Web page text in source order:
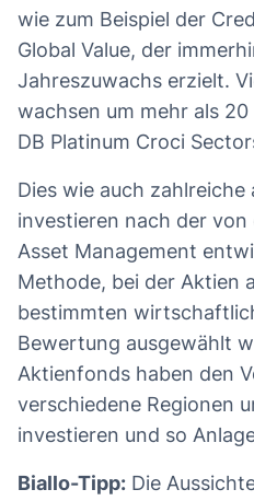
wie zum Beispiel der
Global Value, der
Jahreszuwachs erzielt.
wachsen um mehr als
DB Platinum Croci
Dies wie auch zahlreiche
investieren nach der
Asset Management
Methode, bei der Aktien
bestimmten
Bewertung ausgewählt
Aktienfonds haben den
verschiedene Regionen
investieren und so
Biallo-Tipp: Die